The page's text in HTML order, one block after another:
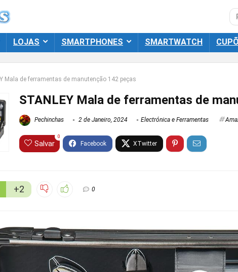
LOJAS SMARTPHONES SMARTWATCH
Mala de ferramentas de manutenção 142 peças
STANLEY Mala de ferramentas de
Pechinchas 2 de Janeiro, 2024 Electrónica e Ferramentas
Salvar
0
+2 0